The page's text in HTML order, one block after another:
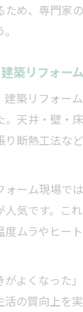
め、専門家
築リフォー
築リフォー
天井・壁・
り断熱工法な
ーム現場で
気です。こ
ムラやヒー
がよくなった
の質向上を